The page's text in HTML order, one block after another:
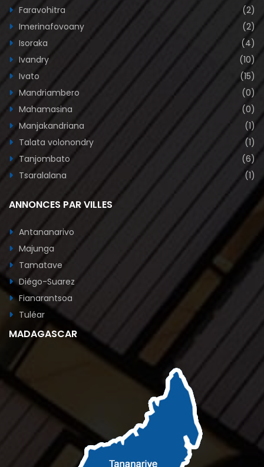
Faravohitra
(2)
Imerinafovoany
(2)
Isoraka
(4)
Ivandry
(10)
Ivato
(15)
Mandriambero
(0)
Mahamasina
(0)
Manjakandriana
(1)
Talata volonondry
(1)
Tanjombato
(6)
Tsaralalana
(1)
ANNONCES PAR VILLES
Antananarivo
Majunga
Tamatave
Diégo-Suarez
Fianarantsoa
Tuléar
MADAGASCAR